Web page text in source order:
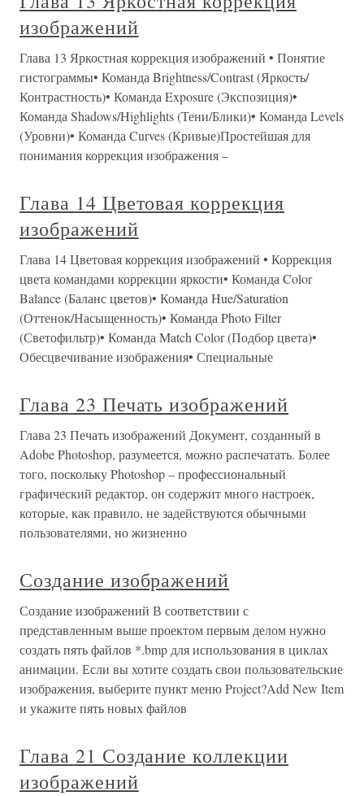
изображений
Глава 13 Яркостная коррекция изображений • Понятие
гистограммы• Команда Brightness/Contrast (Яркость/
Контрастность)• Команда Exposure (Экспозиция)•
Команда Shadows/Highlights (Тени/Блики)• Команда Levels
(Уровни)• Команда Curves (Кривые)Простейшая для
понимания коррекция изображения –
Глава 14 Цветовая коррекция
изображений
Глава 14 Цветовая коррекция изображений • Коррекция
цвета командами коррекции яркости• Команда Color
Balance (Баланс цветов)• Команда Hue/Saturation
(Оттенок/Насыщенность)• Команда Photo Filter
(Светофильтр)• Команда Match Color (Подбор цвета)•
Обесцвечивание изображения• Специальные
Глава 23 Печать изображений
Глава 23 Печать изображений Документ, созданный в
Adobe Photoshop, разумеется, можно распечатать. Более
того, поскольку Photoshop – профессиональный
графический редактор, он содержит много настроек,
которые, как правило, не задействуются обычными
пользователями, но жизненно
Создание изображений
Создание изображений В соответствии с
представленным выше проектом первым делом нужно
создать пять файлов *.bmp для использования в циклах
анимации. Если вы хотите создать свои пользовательские
изображения, выберите пункт меню Project?Add New Item
и укажите пять новых файлов
Глава 21 Создание коллекции
изображений